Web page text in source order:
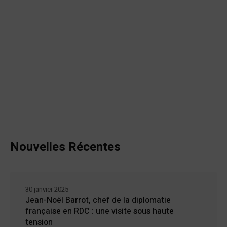
Nouvelles Récentes
Jean-Noël Barrot, chef de la diplomatie
française en RDC : une visite sous haute
tension
30 janvier 2025